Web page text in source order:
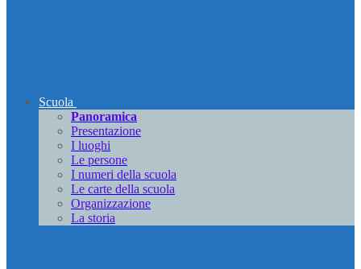
Scuola
Panoramica
Presentazione
I luoghi
Le persone
I numeri della scuola
Le carte della scuola
Organizzazione
La storia